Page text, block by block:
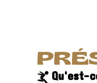
Qu'est-